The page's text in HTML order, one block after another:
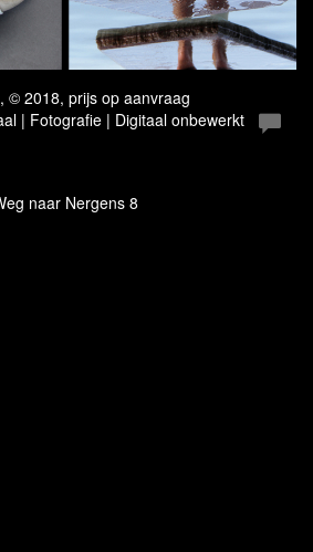
© 2018, prijs op aanvraag
| Fotografie | Digitaal onbewerkt
naar Nergens 8